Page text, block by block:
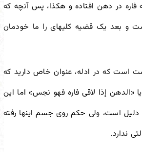
فاره در دهن افتاده و هکذا، پس آنچه که
و بعد یک قضیه کلیهای را ما خودمان
است که در ادله، عنوان خاص دارید که
«الدهن إذا لاقی فاره فهو نجس» اما این
دلیل است، ولی حکم روی جسم اینها رفته
ندارد.